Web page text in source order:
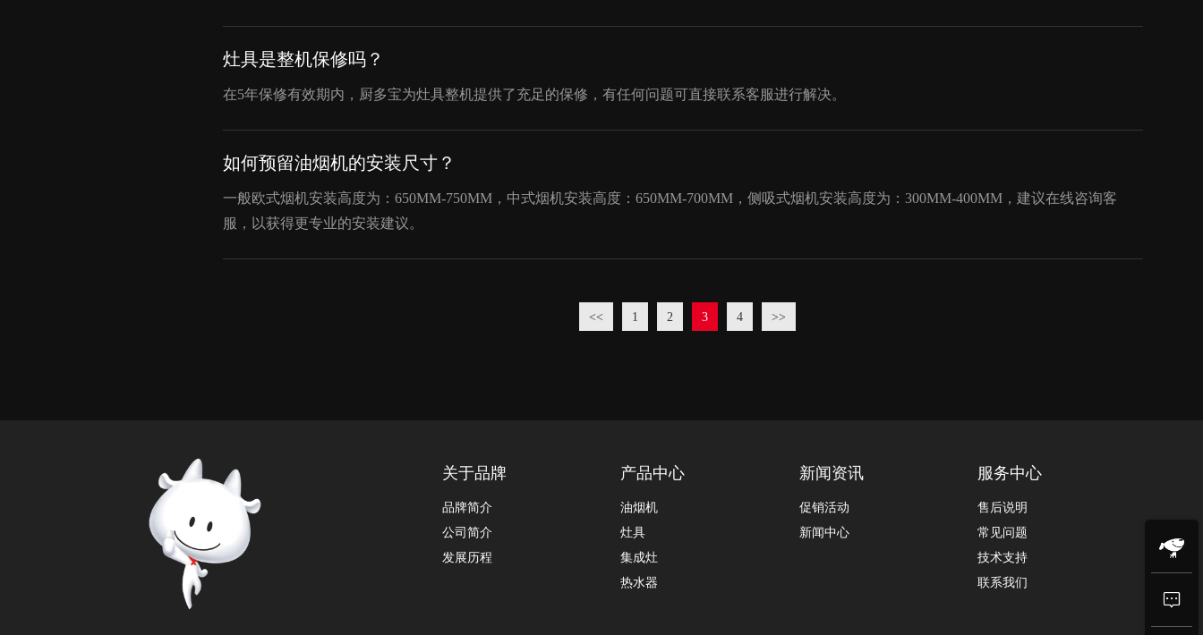
灶具是整机保修吗？
在5年保修有效期内，厨多宝为灶具整机提供了充足的保修，有任何问题可直接联系客服进行解决。
如何预留油烟机的安装尺寸？
一般欧式烟机安装高度为：650MM-750MM，中式烟机安装高度：650MM-700MM，侧吸式烟机安装高度为：300MM-400MM，建议在线咨询客
服，以获得更专业的安装建议。
<< 1 2 3 4 >>
关于品牌
品牌简介
公司简介
发展历程
产品中心
油烟机
灶具
集成灶
热水器
新闻资讯
促销活动
新闻中心
服务中心
售后说明
常见问题
技术支持
联系我们